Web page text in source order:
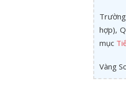
hợp),
mục
Vàng